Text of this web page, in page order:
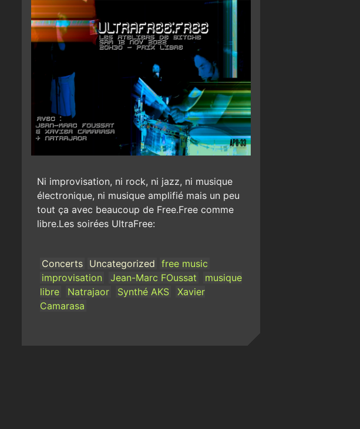
Ni improvisation, ni rock, ni jazz, ni musique
électronique, ni musique amplifié mais un peu
tout ça avec beaucoup de Free.Free comme
libre.Les soirées UltraFree:
Concerts Uncategorized free music
improvisation
Jean-Marc FOussat
musique
libre
Natrajaor Synthé AKS
Xavier
Camarasa